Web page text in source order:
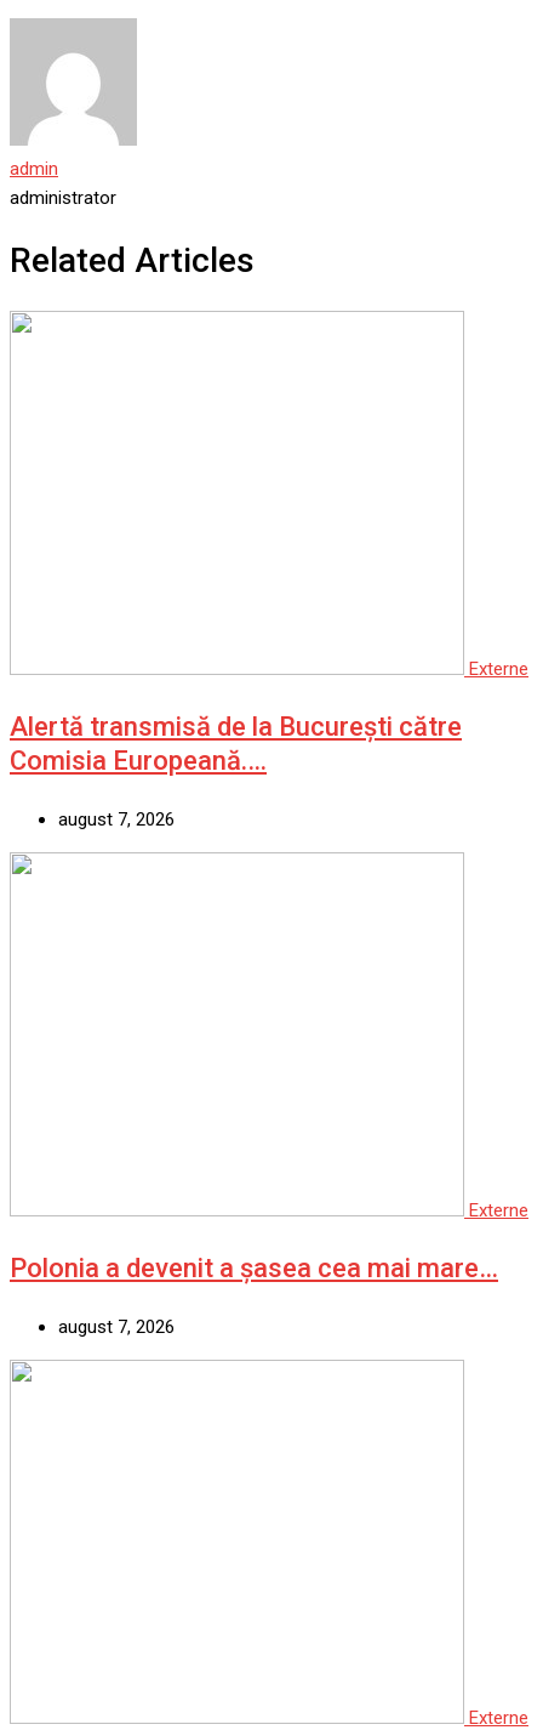
admin
administrator
Related Articles
Externe
Alertă transmisă de la București către
Comisia Europeană.…
august 7, 2026
Externe
Polonia a devenit a șasea cea mai mare…
august 7, 2026
Externe